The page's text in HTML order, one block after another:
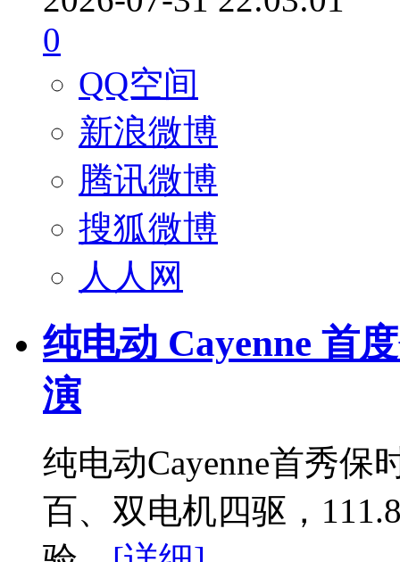
0
QQ空间
新浪微博
腾讯微博
搜狐微博
人人网
纯电动 Cayenne 首
演
纯电动Cayenne首秀保
百、双电机四驱，